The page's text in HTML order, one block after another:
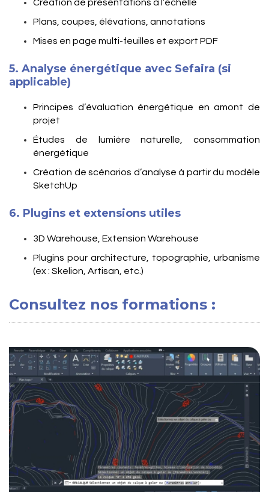
Création de présentations à l’échelle
Plans, coupes, élévations, annotations
Mises en page multi-feuilles et export PDF
5. Analyse énergétique avec Sefaira (si
applicable)
Principes d’évaluation énergétique en amont de
projet
Études de lumière naturelle, consommation
énergétique
Création de scénarios d’analyse à partir du modèle
SketchUp
6. Plugins et extensions utiles
3D Warehouse, Extension Warehouse
Plugins pour architecture, topographie, urbanisme
(ex : Skelion, Artisan, etc.)
Consultez nos formations :